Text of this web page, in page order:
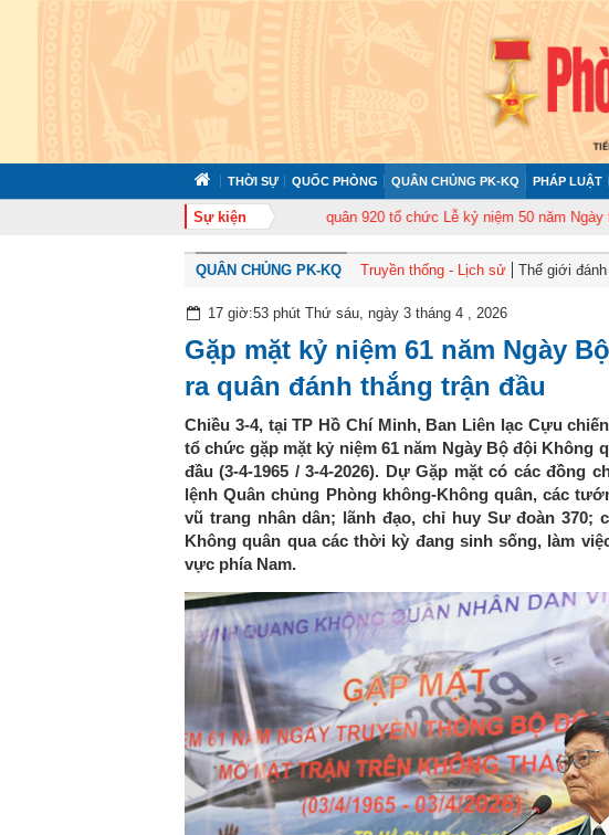
THỜI SỰ QUỐC PHÒNG QUÂN CHỦNG PK-KQ PHÁP LUẬT
Sự kiện
Trung đoàn Không quân 920 tổ chức Lễ kỷ niệm 50 năm Ngày truyền
QUÂN CHỦNG PK-KQ Truyền thống - Lịch sử Thế giới
17 giờ:53 phút Thứ sáu, ngày 3 tháng 4 , 2026
Gặp mặt kỷ niệm 61 năm Ngày
ra quân đánh thắng trận đầu
Chiều 3-4, tại TP Hồ Chí Minh, Ban Liên lạc Cựu
tổ chức gặp mặt kỷ niệm 61 năm Ngày Bộ đội Không
đầu (3-4-1965 / 3-4-2026). Dự Gặp mặt có các đồng
lệnh Quân chủng Phòng không-Không quân, các
vũ trang nhân dân; lãnh đạo, chỉ huy Sư đoàn 370;
Không quân qua các thời kỳ đang sinh sống, làm
vực phía Nam.